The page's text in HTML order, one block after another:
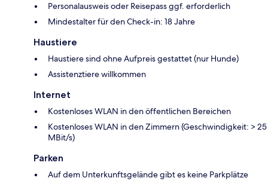
Personalausweis oder Reisepass ggf. erforderlich
Mindestalter für den Check-in: 18 Jahre
Haustiere
Haustiere sind ohne Aufpreis gestattet (nur Hunde)
Assistenztiere willkommen
Internet
Kostenloses WLAN in den öffentlichen Bereichen
Kostenloses WLAN in den Zimmern (Geschwindigkeit: > 25
MBit/s)
Parken
Auf dem Unterkunftsgelände gibt es keine Parkplätze